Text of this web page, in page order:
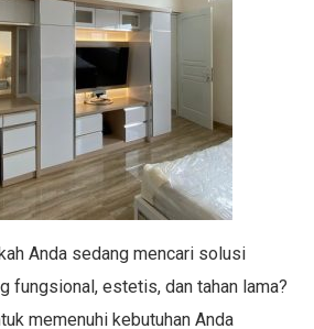
Anda sedang mencari solusi
fungsional, estetis, dan tahan lama?
memenuhi kebutuhan Anda